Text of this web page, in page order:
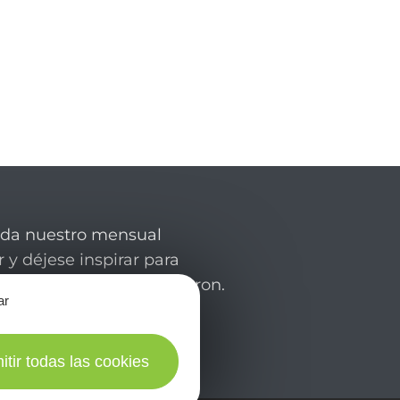
nuestro mensual
y déjese inspirar para
su estancia en el Aveyron.
todas las cookies